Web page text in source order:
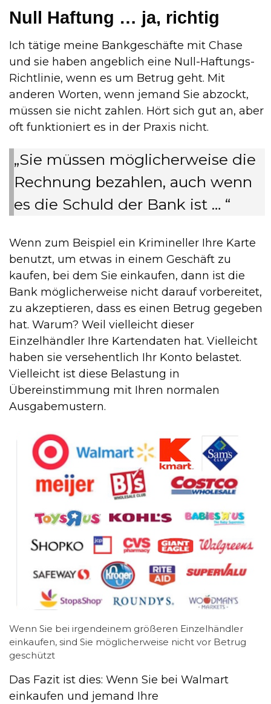
Null Haftung … ja, richtig
Ich tätige meine Bankgeschäfte mit Chase
und sie haben angeblich eine Null-Haftungs-
Richtlinie, wenn es um Betrug geht. Mit
anderen Worten, wenn jemand Sie abzockt,
müssen sie nicht zahlen. Hört sich gut an, aber
oft funktioniert es in der Praxis nicht.
„Sie müssen möglicherweise die
Rechnung bezahlen, auch wenn
es die Schuld der Bank ist … “
Wenn zum Beispiel ein Krimineller Ihre Karte
benutzt, um etwas in einem Geschäft zu
kaufen, bei dem Sie einkaufen, dann ist die
Bank möglicherweise nicht darauf vorbereitet,
zu akzeptieren, dass es einen Betrug gegeben
hat. Warum? Weil vielleicht dieser
Einzelhändler Ihre Kartendaten hat. Vielleicht
haben sie versehentlich Ihr Konto belastet.
Vielleicht ist diese Belastung in
Übereinstimmung mit Ihren normalen
Ausgabemustern.
Wenn Sie bei irgendeinem größeren Einzelhändler
einkaufen, sind Sie möglicherweise nicht vor Betrug
geschützt
Das Fazit ist dies: Wenn Sie bei Walmart
einkaufen und jemand Ihre